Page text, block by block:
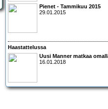
Pienet - Tammikuu 2015
29.01.2015
Haastattelussa
Uusi Manner matkaa
16.01.2018